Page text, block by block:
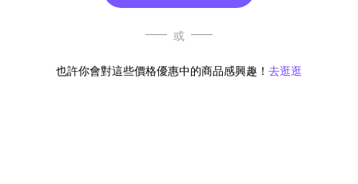
或
也許你會對這些價格優惠中的商品感興趣！ 去逛逛